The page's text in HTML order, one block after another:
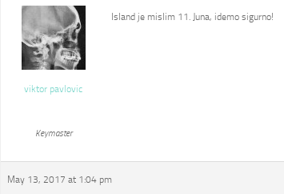
viktor pavlovic
Keymaster
Island je mislim 11. Juna, idemo sigurno!
May 13, 2017 at 1:04 pm